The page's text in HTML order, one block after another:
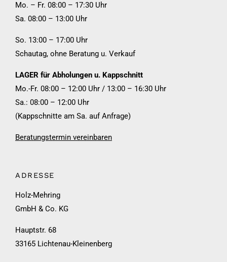
Mo. – Fr. 08:00 – 17:30 Uhr
Sa. 08:00 – 13:00 Uhr
So. 13:00 – 17:00 Uhr
Schautag, ohne Beratung u. Verkauf
LAGER für Abholungen u. Kappschnitt
Mo.-Fr. 08:00 – 12:00 Uhr / 13:00 – 16:30 Uhr
Sa.: 08:00 – 12:00 Uhr
(Kappschnitte am Sa. auf Anfrage)
Beratungstermin vereinbaren
ADRESSE
Holz-Mehring
GmbH & Co. KG
Hauptstr. 68
33165 Lichtenau-Kleinenberg